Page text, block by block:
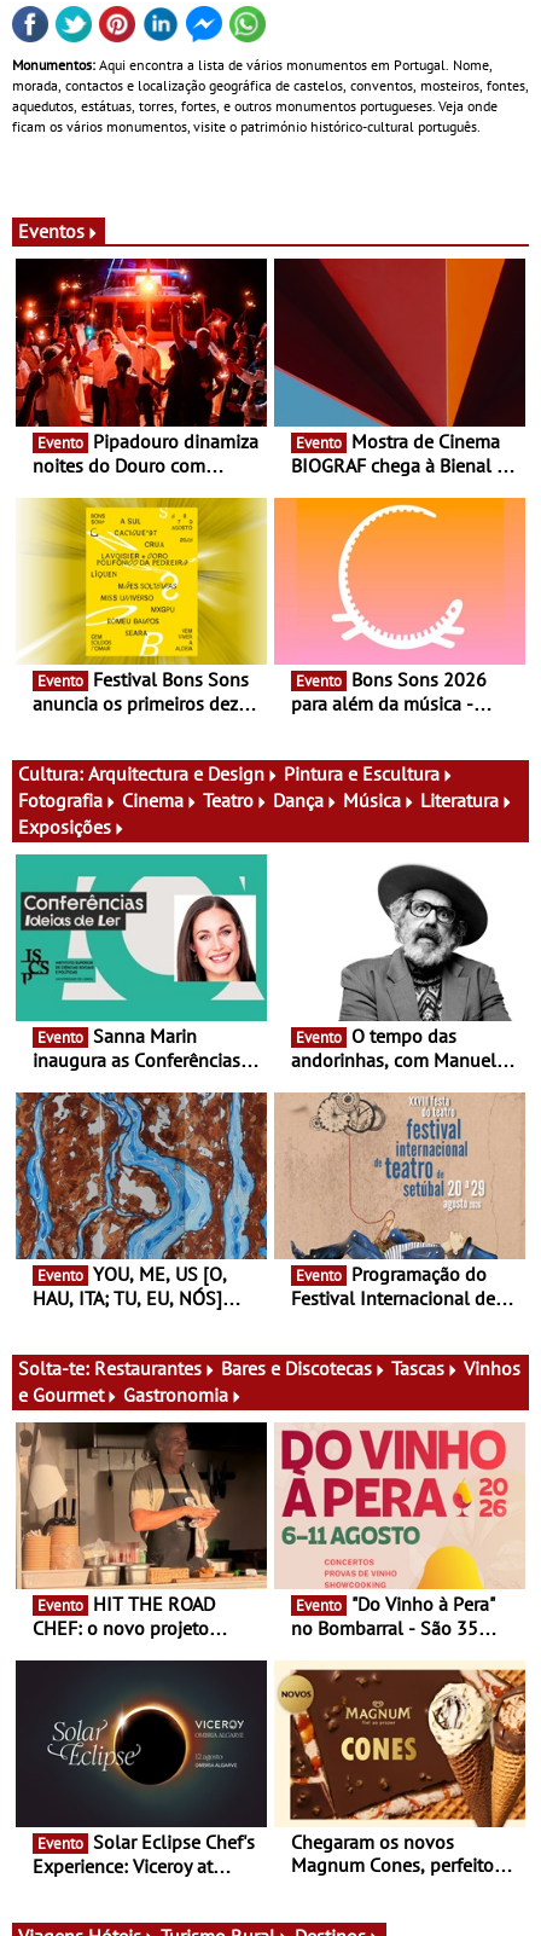
Monumentos: Aqui encontra a lista de vários monumentos em Portugal. Nome,
morada, contactos e localização geográfica de castelos, conventos, mosteiros, fontes,
aquedutos, estátuas, torres, fortes, e outros monumentos portugueses. Veja onde
ficam os vários monumentos, visite o património histórico-cultural português.
Eventos
Evento
noites do Douro com
vinho, gastronomia e
música
Evento
BIOGRAF chega à Bienal de
Documentário, ensaio
fílmico e práticas artísticas
Evento
anuncia os primeiros dez
Evento
para além da música -
atividades para toda a
família e muito mais
Cultura: Arquitectura e Design
Pintura e Escultura
Fotografia
Cinema Teatro Dança Música
Literatura
Exposições
Evento
inaugura as Conferências
Antiga primeira-ministra da
Finlândia é a convidada da
primeira edição do novo
ciclo de debates dedicado
aos grandes temas do
nosso tempo
Evento
andorinhas, com Manuel
Atum - Concerto
performance na MAAT
Gallery a 3 de Setembro,
19:30
Evento
HAU, ITA; TU, EU, NÓS]
13 de Dezembro
Evento
Festival Internacional de
29 de Agosto
Solta-te: Restaurantes Bares e Discotecas Tascas
Vinhos
e Gourmet
Gastronomia
Evento
CHEF: o novo projeto
conceito gastronómico
itinerante que percorre
Portugal
Evento
no Bombarral - São 35
prova e seis dias de
experiências
Evento
Experience: Viceroy at
Chegaram os novos
Magnum Cones, perfeitos